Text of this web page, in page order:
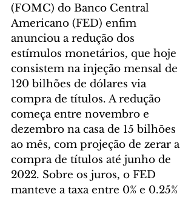
(FOMC) do Banco Central
Americano (FED) enfim
anunciou a redução dos
estímulos monetários, que hoje
consistem na injeção mensal de
120 bilhões de dólares via
compra de títulos. A redução
começa entre novembro e
dezembro na casa de 15 bilhões
ao mês, com projeção de zerar a
compra de títulos até junho de
2022. Sobre os juros, o FED
manteve a taxa entre 0% e 0.25%